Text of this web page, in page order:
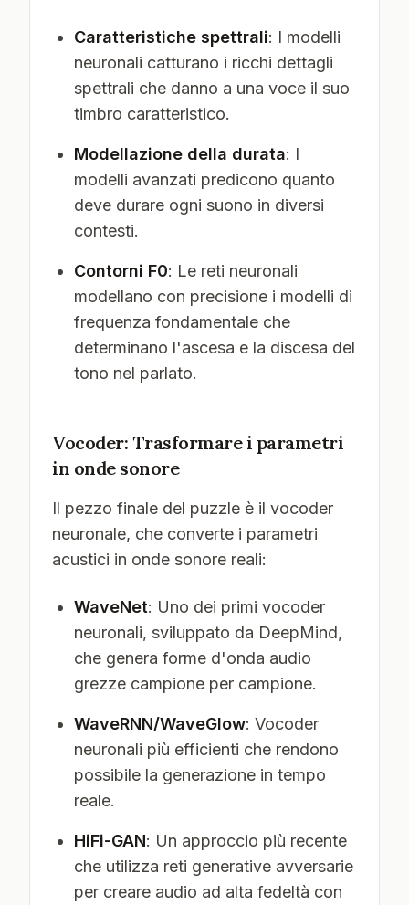
Caratteristiche spettrali: I modelli
neuronali catturano i ricchi dettagli
spettrali che danno a una voce il suo
timbro caratteristico.
Modellazione della durata: I
modelli avanzati predicono quanto
deve durare ogni suono in diversi
contesti.
Contorni F0: Le reti neuronali
modellano con precisione i modelli di
frequenza fondamentale che
determinano l'ascesa e la discesa del
tono nel parlato.
Vocoder: Trasformare i parametri
in onde sonore
Il pezzo finale del puzzle è il vocoder
neuronale, che converte i parametri
acustici in onde sonore reali:
WaveNet: Uno dei primi vocoder
neuronali, sviluppato da DeepMind,
che genera forme d'onda audio
grezze campione per campione.
WaveRNN/WaveGlow: Vocoder
neuronali più efficienti che rendono
possibile la generazione in tempo
reale.
HiFi-GAN: Un approccio più recente
che utilizza reti generative avversarie
per creare audio ad alta fedeltà con